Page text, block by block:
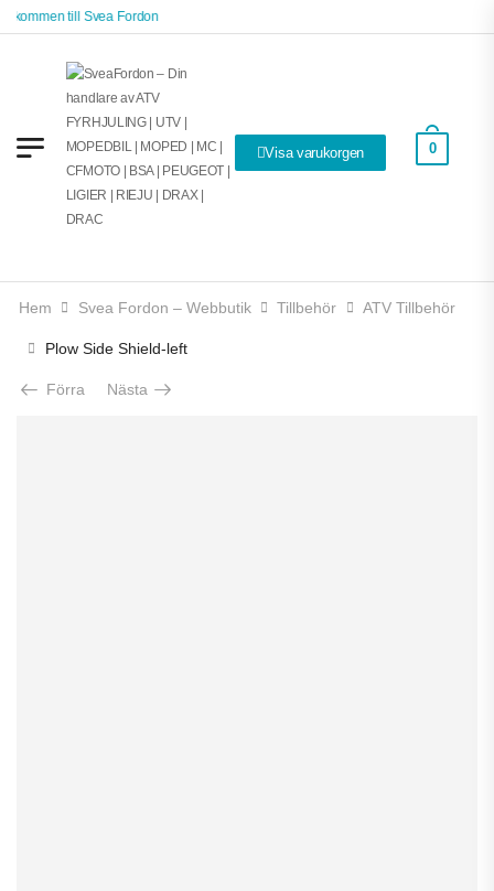
till Svea Fordon
Visa varukorgen 0
Hem Svea Fordon – Webbutik Tillbehör ATV Tillbehör
Plow Side Shield-left
Förra Nästa